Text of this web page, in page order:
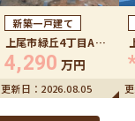
新築一戸建て
上尾市緑丘4丁目A号
棟
4,290 万円
更新日： 2026.08.05